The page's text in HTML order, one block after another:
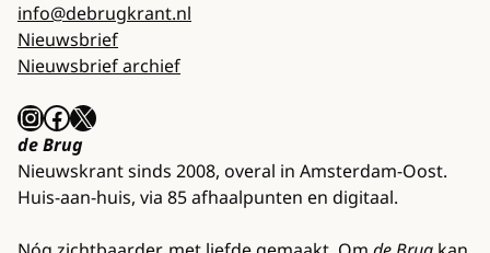
info@debrugkrant.nl
Nieuwsbrief
Nieuwsbrief archief
InstagramFacebook X
de Brug
Nieuwskrant sinds 2008, overal in Amsterdam-Oost.
Huis-aan-huis, via 85 afhaalpunten en digitaal.